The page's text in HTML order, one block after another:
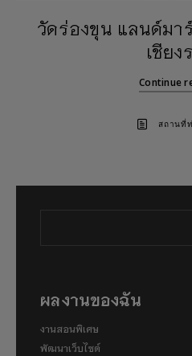
วัดร่องขุน แลนด์ม
เชียง
Continue
สถานที่
ผลงานของฉัน
งานสอนพิเศษ
พัฒนาเว็บไซต์